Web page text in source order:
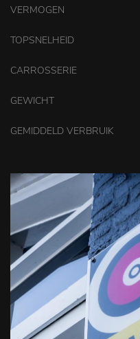
VERMOGEN
TOPSNELHEID
CARROSSERIE
GEWICHT
GEMIDDELD VERBRUIK